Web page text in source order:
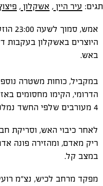
תגים: עיר היין , אשקלון ,
אמש,
היוצרים באשקלון בעקבות
באש.
במקביל, כוחות משטרה
הדרומי, הקימו מחסומים
4 מעורבים שלפי החשד נמלטו מהזירה.
לאחר כיבוי האש, וסריקת
ריק מאדם, ומהזירה פונה
במצב קל.
מפקד מרחב לכיש, נצ"מ